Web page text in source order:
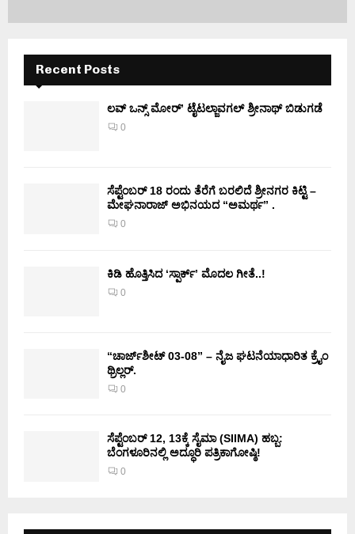
Recent Posts
ಲವ್ ಒನ್ಸ್ ಮೋರ್’ ಟೈಟಲ್ಜಾವಗಲ್ ಶ್ರೀನಾಥ್ ಬಿಡುಗಡೆ
0
ಸೆಪ್ಟೆಂಬರ್ 18 ರಂದು ತೆರೆಗೆ ಬರಲಿದೆ ಶ್ರೀನಗರ ಕಿಟ್ಟಿ –
ಮೇಘನಾರಾಜ್ ಅಭಿನಯದ “ಅಮರ್ಥ” .
0
ಕಿಡಿ‌‌ ಹೊತ್ತಿಸಿದ ‘ಸ್ಪಾರ್ಕ್’ ಮೊದಲ‌ ಗೀತೆ..!
0
“ಚಾರ್ಜ್‌ಶೀಟ್ 03-08” – ನೈಜ ಘಟನೆಯಾಧಾರಿತ ಕ್ರೈಂ
ಥ್ರಿಲ್ಲರ್.
0
ಸೆಪ್ಟೆಂಬರ್ 12, 13ಕ್ಕೆ ಸೈಮಾ (SIIMA) ಹಬ್ಬ:
ಬೆಂಗಳೂರಿನಲ್ಲಿ ಅದ್ಧೂರಿ ಪತ್ರಿಕಾಗೋಷ್ಠಿ!
0